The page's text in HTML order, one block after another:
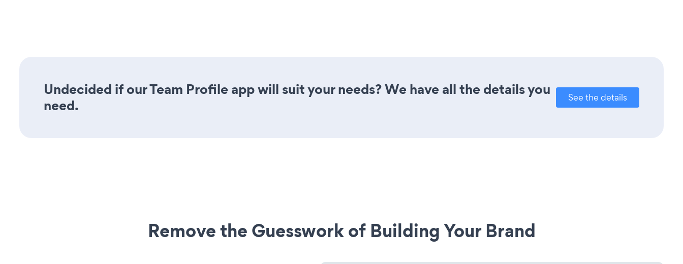
Undecided if our Team Profile app will suit your needs? We have all the details you
need.
See the details
Remove the Guesswork of Building Your Brand